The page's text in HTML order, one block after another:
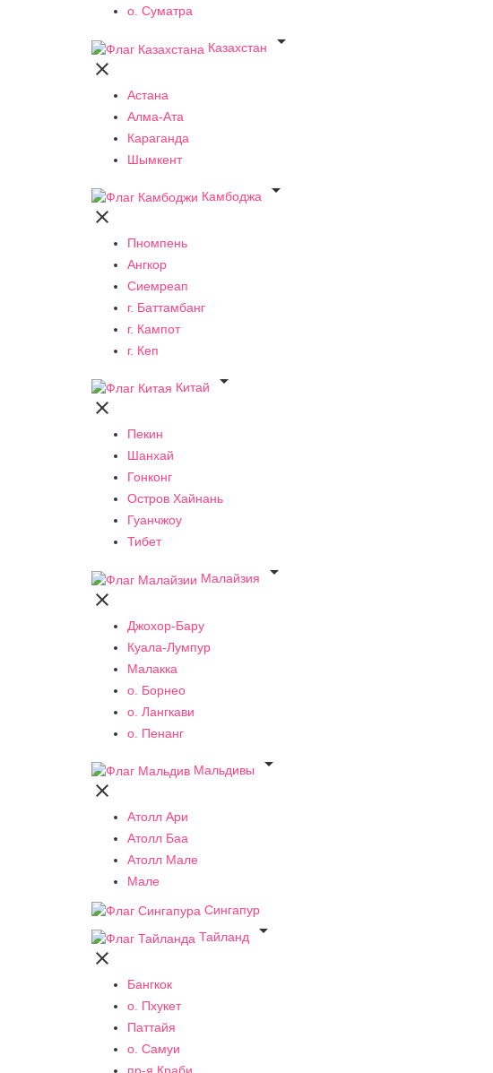
о. Суматра
Казахстан


Астана
Алма-Ата
Караганда
Шымкент
Камбоджа


Пномпень
Ангкор
Сиемреап
г. Баттамбанг
г. Кампот
г. Кеп
Китай


Пекин
Шанхай
Гонконг
Остров Хайнань
Гуанчжоу
Тибет
Малайзия


Джохор-Бару
Куала-Лумпур
Малакка
о. Борнео
о. Лангкави
о. Пенанг
Мальдивы


Атолл Ари
Атолл Баа
Атолл Мале
Мале
Сингапур
Тайланд


Бангкок
о. Пхукет
Паттайя
о. Самуи
пр-я Краби